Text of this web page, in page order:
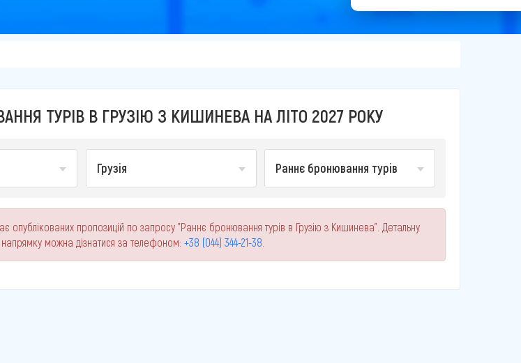
ТУРІВ В ГРУЗІЮ З КИШИНЕВА НА ЛІТО 2027 РОКУ
Грузія Раннє бронювання турів
опублікованих пропозицій по запросу "Раннє бронювання турів в Грузію з Кишинева". Детальну
можна дізнатися за телефоном: +38 (044) 344-21-38